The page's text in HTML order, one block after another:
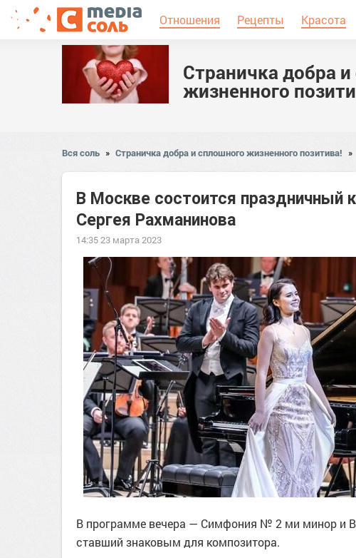
Отношения Рецепты Красота
Страничка добра
жизненного
Вся соль » Страничка добра и сплошного жизненного позитива! »
В Москве состоится
Сергея Рахманинова
14:35 23 марта 2023
В программе вечера — Симфония № 2 ми минор и
ставший знаковым для композитора.